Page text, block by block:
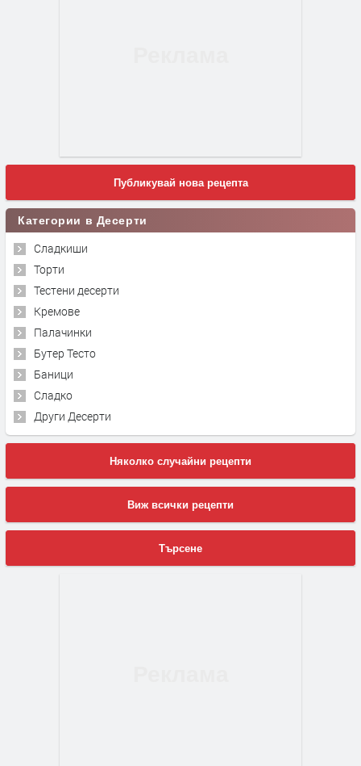
Публикувай нова рецепта
Категории в Десерти
Сладкиши
Торти
Тестени десерти
Кремове
Палачинки
Бутер Тесто
Баници
Сладко
Други Десерти
Няколко случайни рецепти
Виж всички рецепти
Търсене